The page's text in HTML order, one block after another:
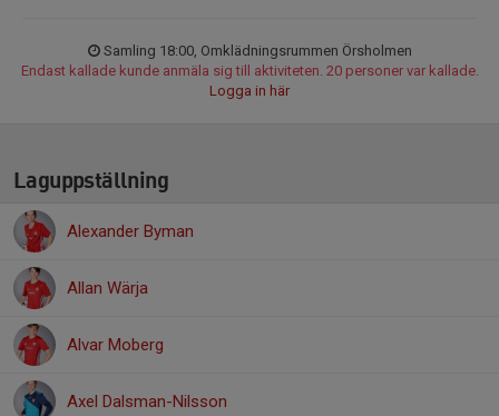
Samling 18:00, Omklädningsrummen Örsholmen
Endast kallade kunde anmäla sig till aktiviteten. 20 personer var kallade.
Logga in här
Laguppställning
Alexander Byman
Allan Wärja
Alvar Moberg
Axel Dalsman-Nilsson